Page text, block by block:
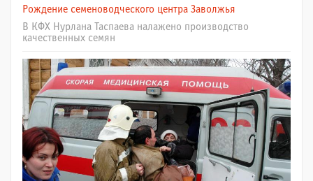
Рождение семеноводческого центра Заволжья
В КФХ Нурлана Таспаева налажено производство
качественных семян